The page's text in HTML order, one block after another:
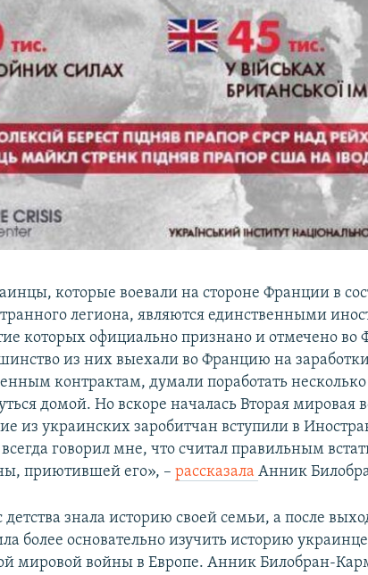
которые воевали на стороне Франции в
легиона, являются единственными
которых официально признано и отмечено во
из них выехали во Францию на
контрактам, думали поработать несколько
домой. Но вскоре началась Вторая мировая
из украинских заробитчан вступили в
говорил мне, что считал правильным
приютившей его», – рассказала Анник
детства знала историю своей семьи, а после
более основательно изучить историю
мировой войны в Европе. Анник Билобран-